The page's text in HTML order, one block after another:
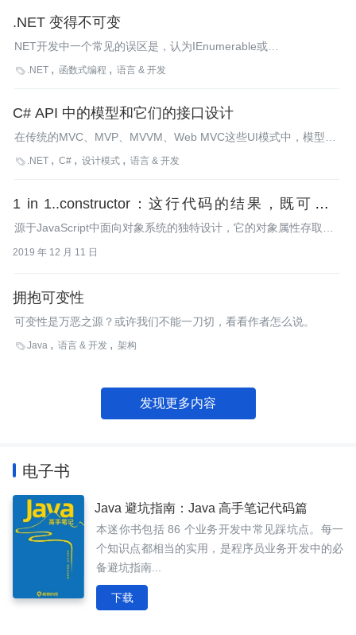
.NET 变得不可变
NET开发中一个常见的误区是，认为IEnumerable或
ReadOnlyCollectionl类型的变量是线程安全的。为了在你实际想使
 .NET 函数式编程 语言 & 开发
C# API 中的模型和它们的接口设计
在传统的MVC、MVP、MVVM、Web MVC这些UI模式中，模型是
一个公共元素。虽然有很多文章讨论这些架构中的视图和控制器，
 .NET C# 设计模式 语言 & 开发
1 in 1..constructor：这行代码的结果，既可能是
true，也可能是 false
源于JavaScript中面向对象系统的独特设计，它的对象属性存取结
果总是不确定的。
2019 年 12 月 11 日
拥抱可变性
可变性是万恶之源？或许我们不能一刀切，看看作者怎么说。
Java 语言 & 开发 架构
发现更多内容
电子书
Java 避坑指南：Java 高手笔记代码篇
本迷你书包括 86 个业务开发中常见踩坑点。每一
个知识点都相当的实用，是程序员业务开发中的必
备避坑指南...
下载